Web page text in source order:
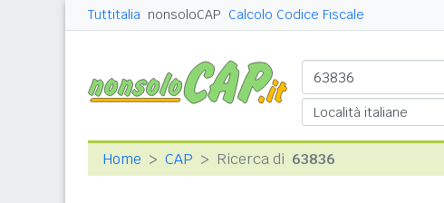
Tuttitalia nonsoloCAP Calcolo Codice Fiscale
Home CAP Ricerca di 63836